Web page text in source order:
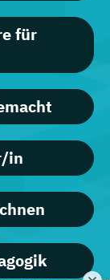
für
in